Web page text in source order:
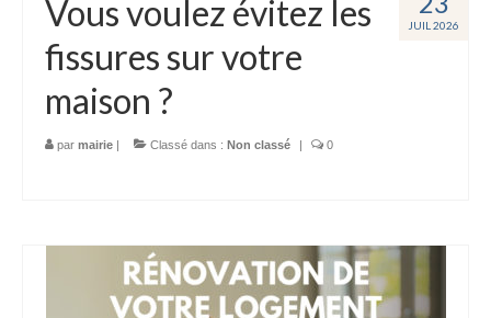
JUIL 2026
Vous voulez évitez les
fissures sur votre
maison ?
par mairie | Classé dans : Non classé | 0